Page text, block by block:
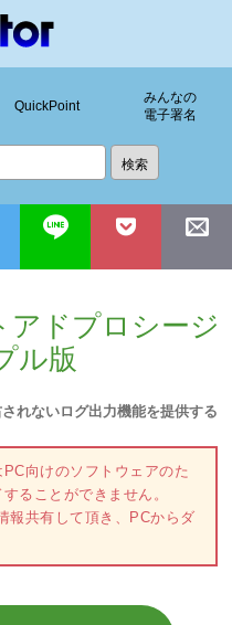
QuickPoint
みんなの
電子署名
アドプロシージ
ル版
れないログ出力機能を提供する
向けのソフトウェアのた
ることができません。
報共有して頂き、PCからダ